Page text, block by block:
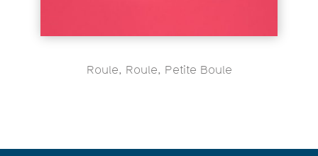
Roule, Roule, Petite Boule